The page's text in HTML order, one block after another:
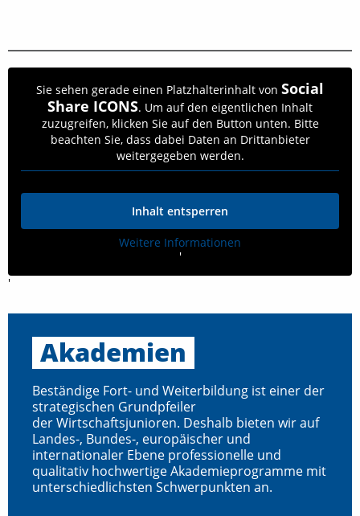
Sie sehen gerade einen Platzhalterinhalt von Social
Share ICONS. Um auf den eigentlichen Inhalt
zuzugreifen, klicken Sie auf den Button unten. Bitte
beachten Sie, dass dabei Daten an Drittanbieter
weitergegeben werden.
Inhalt entsperren
Weitere Informationen
'
'
Akademien
Beständige Fort- und Weiterbildung ist einer der
strategischen Grundpfeiler
der Wirtschaftsjunioren. Deshalb bieten wir auf
Landes-, Bundes-, europäischer und
internationaler Ebene professionelle und
qualitativ hochwertige Akademieprogramme mit
unterschiedlichsten Schwerpunkten an.